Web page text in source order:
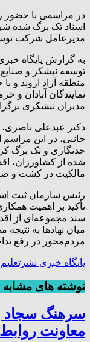
در مراسمی با حضور
اسناد تک برگ شده
مدیرعامل شرکت
به گزارش پایگاه
توسعه نیشکر و
منطقه آزاد اروند و
نمایندگان آبادان
مدیران نیشکری
دکتر عبدعلی
جانبی، در این
حدنگاری و تک برگ
شده از کشاورزان،
مالکیت در کشت و
رئیس سازمان ثبت
تأکید بر اهمیت
سند مجموعه‌ای از
میان نهادها به نتیجه
مردم‌محور در رفع
پایگاه خبری نشرتعلیم
نوشته های مشابه
سرهنگ سجاد
معاونت